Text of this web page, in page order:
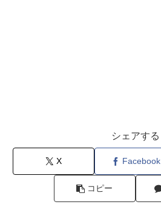
シェアする
X Facebook
コピー